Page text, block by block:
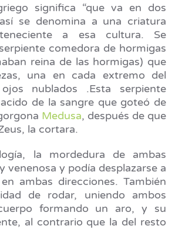
significa “que va en dos
se denomina a una criatura
a esa cultura. Se
comedora de hormigas
reina de las hormigas) que
una en cada extremo del
nublados .Esta serpiente
de la sangre que goteó de
Medusa, después de que
la cortara.
la mordedura de ambas
venenosa y podía desplazarse a
ambas direcciones. También
de rodar, uniendo ambos
formando un aro, y su
al contrario que la del resto